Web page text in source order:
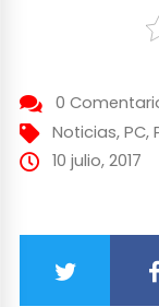
0
Noticias, PC,
10 julio, 2017